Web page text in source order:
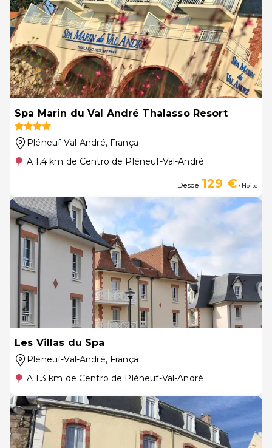
Spa Marin du Val André Thalasso Resort
Pléneuf-Val-André, França
A 1.4 km de Centro de Pléneuf-Val-André
Desde 129 €/ Noite
Les Villas du Spa
Pléneuf-Val-André, França
A 1.3 km de Centro de Pléneuf-Val-André